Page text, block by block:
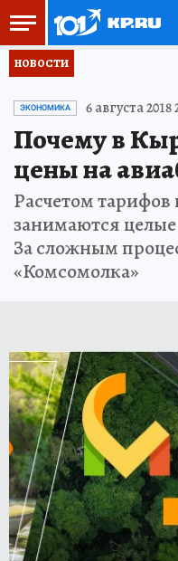
НОВОСТИ
ЭКОНОМИКА 6 августа 2018
Почему в
цены на
Расчетом
занимаются
За сложным
«Комсомолка»